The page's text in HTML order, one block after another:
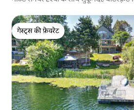
गेस्ट्स की फ़ेवरेट
गेस्ट्स की फ़ेवरेट